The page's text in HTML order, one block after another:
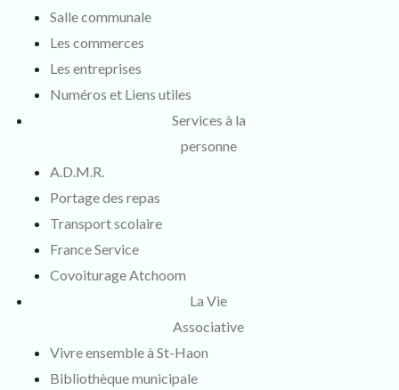
Salle communale
Les commerces
Les entreprises
Numéros et Liens utiles
Services à la
personne
A.D.M.R.
Portage des repas
Transport scolaire
France Service
Covoiturage Atchoom
La Vie
Associative
Vivre ensemble à St-Haon
Bibliothèque municipale